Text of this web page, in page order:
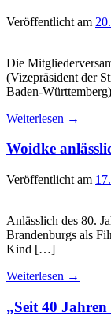
Veröffentlicht am
Die
(Vizepräsident der
Baden-
Weiterlesen →
Woidke
Veröffentlicht am
Anlässlich des 80.
Brandenburgs als
Kind […]
Weiterlesen →
„Seit 40